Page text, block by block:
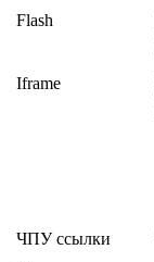
Flash
Iframe
ЧПУ ссылки